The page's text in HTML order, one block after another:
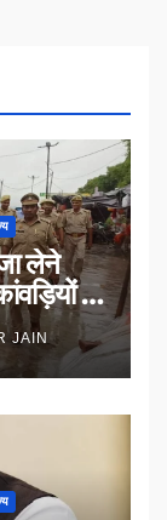
लेने
से
JAIN